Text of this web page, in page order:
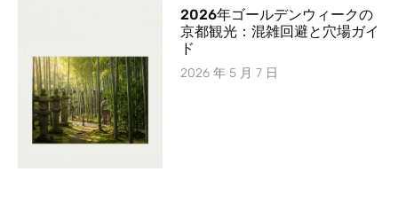
2026年ゴールデンウィークの
京都観光：混雑回避と穴場ガイ
ド
2026 年 5 月 7 日